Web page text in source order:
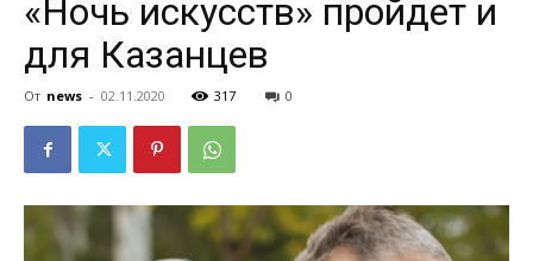
«Ночь искусств» пройдет и
для Казанцев
От news - 02.11.2020 317 0